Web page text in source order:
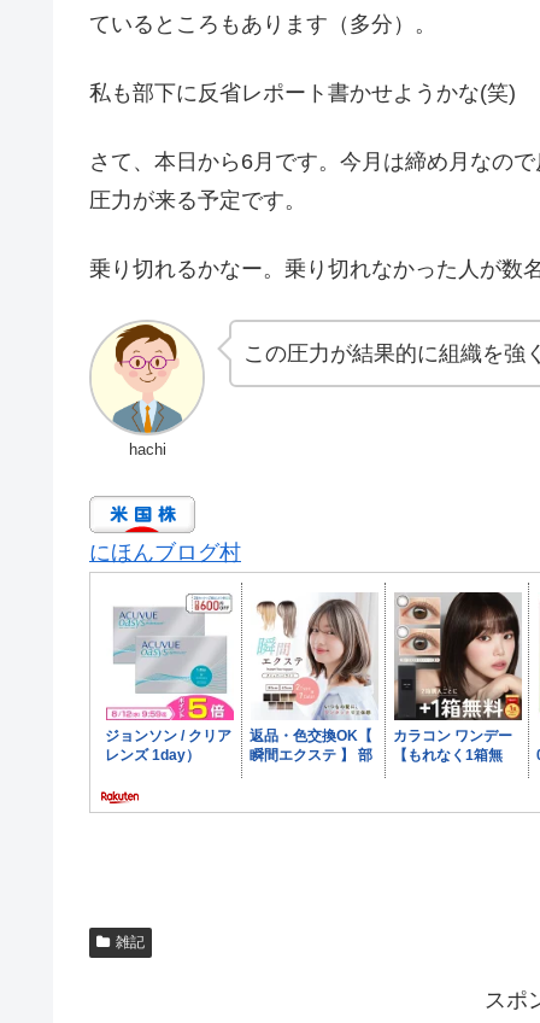
ているところもあります（多分）。
私も部下に反省レポート書かせようかな(笑)
さて、本日から6月です。今月は締め月なの
圧力が来る予定です。
乗り切れるかなー。乗り切れなかった人が数
hachi
この圧力が結果的に組織を
にほんブログ村
雑記
スポ